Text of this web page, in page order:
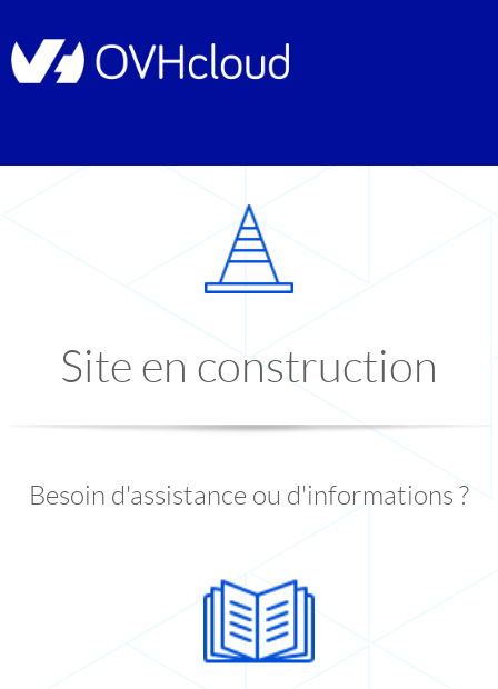
Site en construction
Besoin d'assistance ou d'informations ?